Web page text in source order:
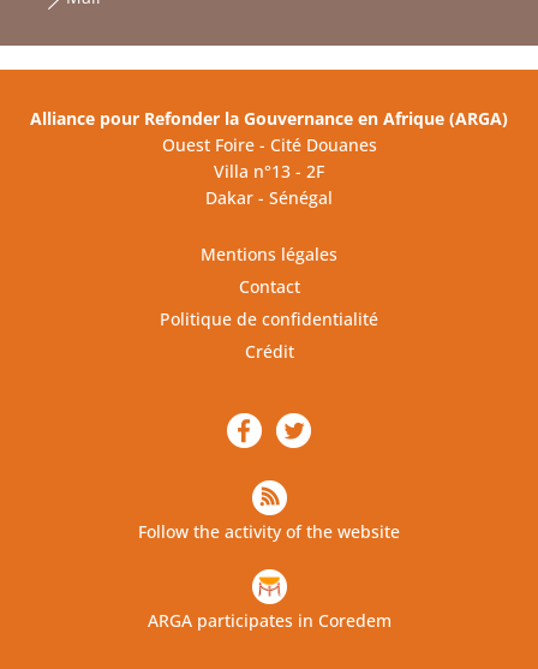
Alliance pour Refonder la Gouvernance en Afrique (ARGA)
Ouest Foire - Cité Douanes
Villa n°13 - 2F
Dakar - Sénégal
Mentions légales
Contact
Politique de confidentialité
Crédit
Follow the activity of the website
ARGA participates in Coredem